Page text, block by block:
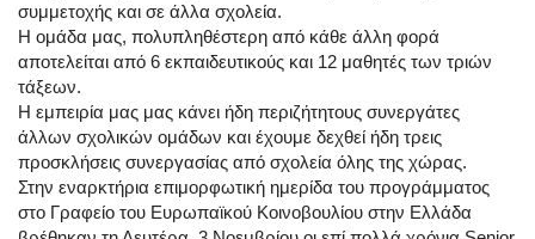
συμμετοχής και σε άλλα σχολεία.
Η ομάδα μας, πολυπληθέστερη από κάθε άλλη φορά
αποτελείται από 6 εκπαιδευτικούς και 12 μαθητές των τριών
τάξεων.
Η εμπειρία μας μας κάνει ήδη περιζήτητους συνεργάτες
άλλων σχολικών ομάδων και έχουμε δεχθεί ήδη τρεις
προσκλήσεις συνεργασίας από σχολεία όλης της χώρας.
Στην εναρκτήρια επιμορφωτική ημερίδα του προγράμματος
στο Γραφείο του Ευρωπαϊκού Κοινοβουλίου στην Ελλάδα